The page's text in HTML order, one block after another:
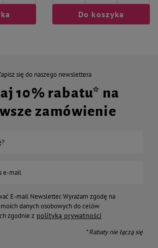
Do koszyka
się do naszego newslettera
10% rabatu* na
zamówienie
e-mail
E-mail Newsletter. Wyrażam zgodę na
danych osobowych do celów
zgodnie z polityką prywatności
* Rabaty nie łączą się